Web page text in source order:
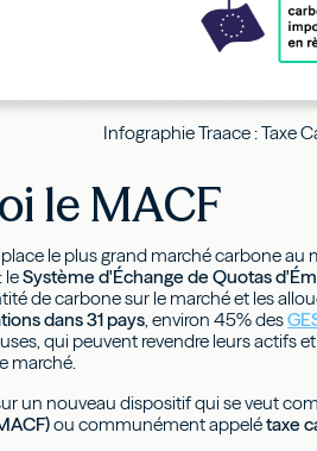
Infographie Traace : Taxe
le MACF
le plus grand marché carbone
leSystème d'Échange de Quotas
de carbone sur le marché et les
dans 31 pays, environ 45% des
qui peuvent revendre leurs actifs
marché.
un nouveau dispositif qui se veut
ou communément appelétaxe